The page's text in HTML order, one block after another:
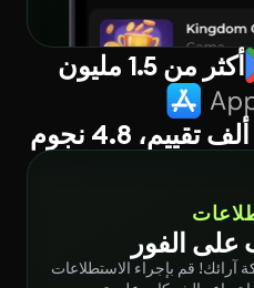
أكثر من 1.5 مليون
على الفور
قم بإجراء الاستطلاعات